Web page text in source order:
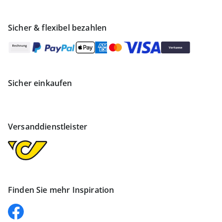
Sicher & flexibel bezahlen
Sicher einkaufen
Versanddienstleister
Finden Sie mehr Inspiration